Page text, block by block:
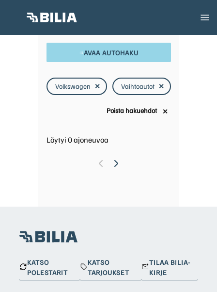
AVAA AUTOHAKU
Löytyi 0ajoneuvoa
Volkswagen ✕ Vaihtoautot ✕
Poista hakuehdot ✕
KATSO
POLESTARIT
KATSO
TARJOUKSET
TILAA BILIA-
KIRJE